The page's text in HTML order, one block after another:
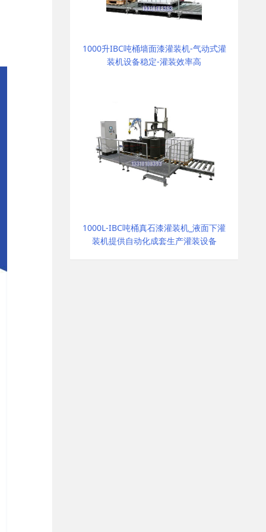
1000升IBC吨桶墙面漆灌装机-气动式灌
装机设备稳定-灌装效率高
1000L-IBC吨桶真石漆灌装机_液面下灌
装机提供自动化成套生产灌装设备